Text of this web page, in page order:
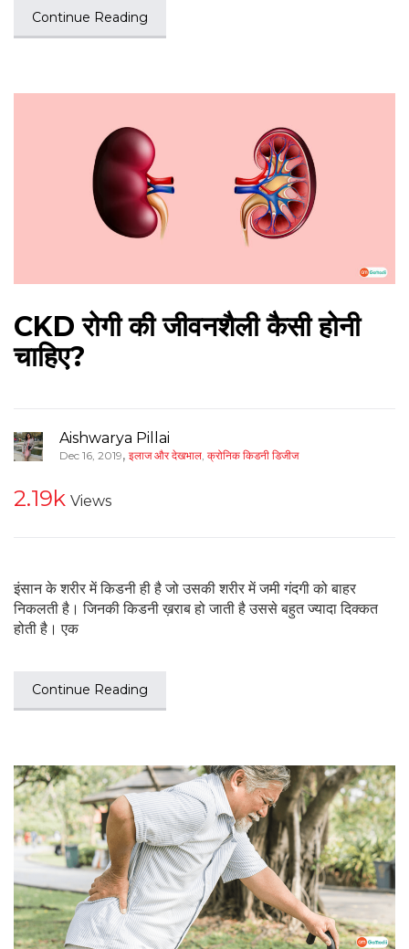
Continue Reading
CKD रोगी की जीवनशैली कैसी होनी
चाहिए?
Aishwarya Pillai
Dec 16, 2019, इलाज और देखभाल, क्रोनिक किडनी डिजीज
2.19k Views
इंसान के शरीर में किडनी ही है जो उसकी शरीर में जमी गंदगी को बाहर
निकलती है। जिनकी किडनी ख़राब हो जाती है उससे बहुत ज्यादा दिक्कत
होती है। एक
Continue Reading